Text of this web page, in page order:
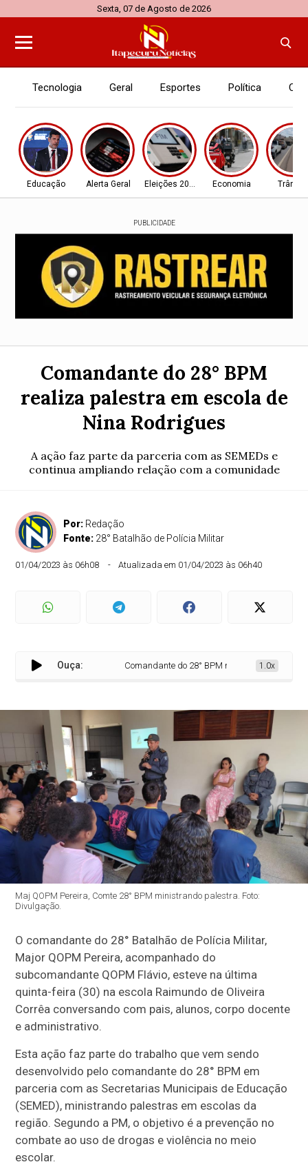
Sexta, 07 de Agosto de 2026
Tecnologia Geral Esportes Política
Educação Alerta Geral Eleições 2026 Economia
PUBLICIDADE
Comandante do 28° BPM
realiza palestra em escola de
Nina Rodrigues
A ação faz parte da parceria com as SEMEDs e
continua ampliando relação com a comunidade
Por: Redação
Fonte: 28° Batalhão de Polícia Militar
01/04/2023 às 06h08 Atualizada em 01/04/2023 às 06h40
Ouça: Comandante do 28° BPM realiza palestra em
1.0x
Maj QOPM Pereira, Comte 28° BPM ministrando palestra. Foto:
Divulgação.
O comandante do 28° Batalhão de Polícia Militar,
Major QOPM Pereira, acompanhado do
subcomandante QOPM Flávio, esteve na última
quinta-feira (30) na escola Raimundo de Oliveira
Corrêa conversando com pais, alunos, corpo docente
e administrativo.
Esta ação faz parte do trabalho que vem sendo
desenvolvido pelo comandante do 28° BPM em
parceria com as Secretarias Municipais de Educação
(SEMED), ministrando palestras em escolas da
região. Segundo a PM, o objetivo é a prevenção no
combate ao uso de drogas e violência no meio
escolar.